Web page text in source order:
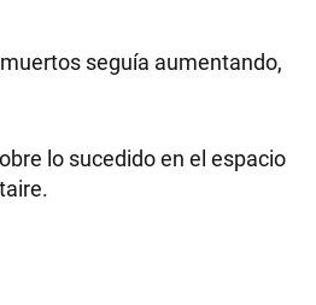
seguía aumentando,
lo sucedido en el espacio